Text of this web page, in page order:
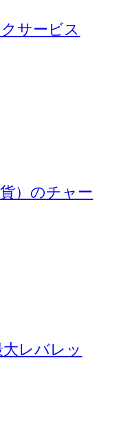
サービス
）のチャー
レバレッ